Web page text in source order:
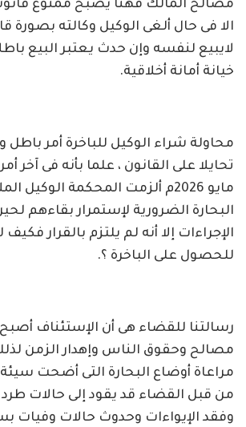
مصالح المالك فهنا يصبح ممنوع
الا فى حال ألغى الوكيل وكالته بصورة
لايبيع لنفسه وإن حدث يعتبر البيع
خيانة أمانة أخلاقية.
محاولة شراء الوكيل للباخرة أمر باطل
تحايلا على القانون ، علما بأنه فى آخر
مايو 2026م ألزمت المحكمة الوكيل
البحارة الضرورية لإستمرار بقاءهم
الإجراءات إلا أنه لم يلتزم بالقرار
للحصول على الباخرة ؟.
رسالتنا للقضاء هى أن الإستئناف
مصالح وحقوق الناس وإهدار الزمن
مراعاة أوضاع البحارة التى أضحت سيئة
من قبل القضاء قد يقود إلى حالات طرد
وفقد الإيواءات وحدوث حالات وفيات